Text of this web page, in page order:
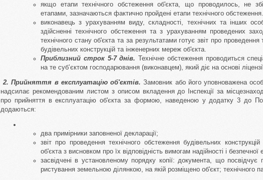
якщо етапи технічного обстеження об'єкта, що проводилось, не
етапами, зазначаються фактично пройдені етапи технічного обстеження.
виконавець з урахуванням виду, складності, технічних та інших
здійсненні технічного обстеження та з урахуванням проведених
технічного стану об'єкта та за результатами готує звіт про проведення
будівельних конструкцій та інженерних мереж об'єкта.
Приблизний строк 5-7 днів. Технічне обстеження проводиться
на те суб’єктом господарювання (виконавцем), який діє на основі
2. Прийняття в експлуатацію об'єктів. Замовник або його уповноважена
надсилає рекомендованим листом з описом вкладення до Інспекції за
про прийняття в експлуатацію об'єкта за формою, наведеною у додатку 3 до
додаються:
два примірники заповненої декларації;
звіт про проведення технічного обстеження будівельних
об'єкта з висновком про їх відповідність вимогам надійності і безпечної
засвідчені в установленому порядку копії: документа, що посвідчує
ристування земельною ділянкою, на якій розміщено об'єкт; технічного